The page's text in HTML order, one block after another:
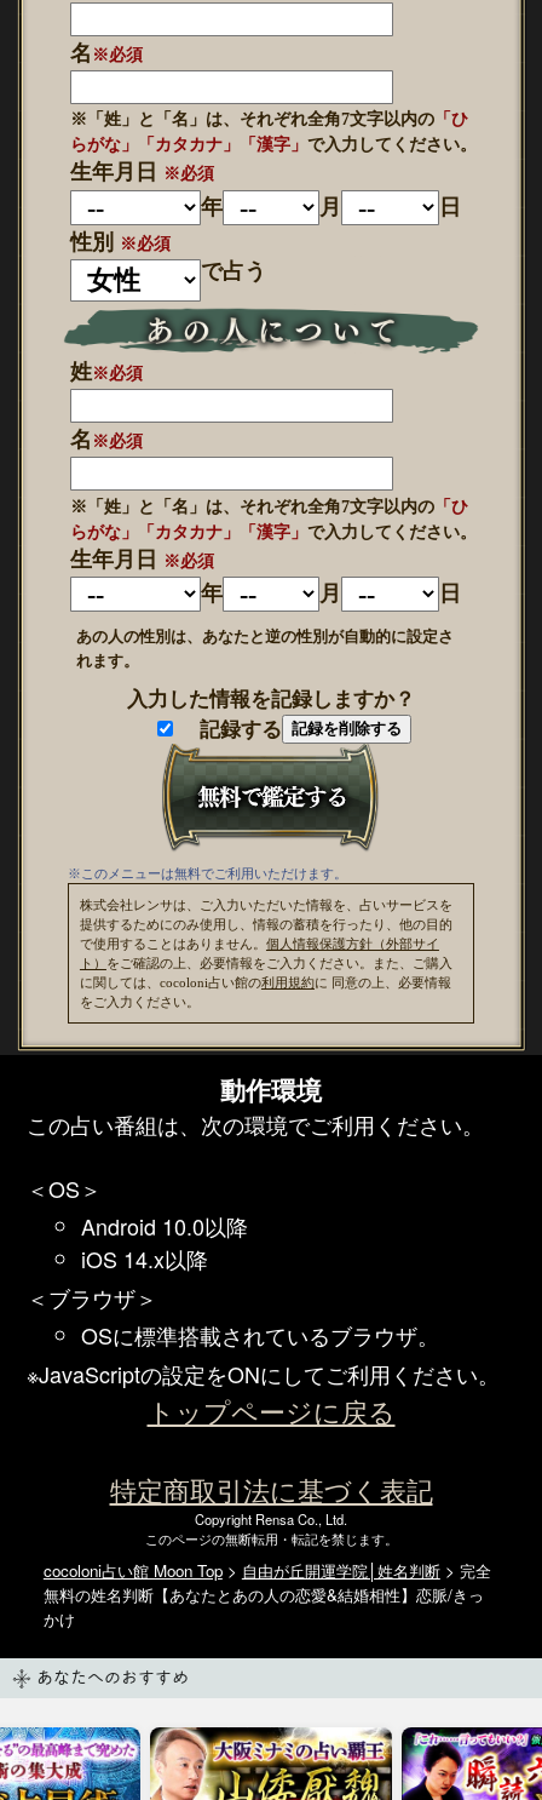
名 ※必須
※「姓」と「名」は、それぞれ全角7文字以内の 「ひ
らがな」「カタカナ」「漢字」で入力してください。
生年月日 ※必須
年 月
日
性別
※必須
で占う
姓※必須
名 ※必須
※「姓」と「名」は、それぞれ全角7文字以内の 「ひ
らがな」「カタカナ」「漢字」で入力してください。
生年月日 ※必須
年 月 日
あの人の性別は、あなたと逆の性別が自動的に設定さ
れます。
入力した情報を記録しますか？
記録する
記録を削除する
※このメニューは無料でご利用いただけます。
株式会社レンサは、ご入力いただいた情報を、占いサービスを
提供するためにのみ使用し、情報の蓄積を行ったり、他の目的
で使用することはありません。 個人情報保護方針（外部サイ
ト） をご確認の上、必要情報をご入力ください。また、ご購入
に関しては、cocoloni占い館の利用規約に 同意の上、必要情報
をご入力ください。
動作環境
この占い番組は、次の環境でご利用ください。
＜OS＞
Android 10.0以降
iOS 14.x以降
＜ブラウザ＞
OSに標準搭載されているブラウザ。
※JavaScriptの設定をONにしてご利用ください。
トップページに戻る
特定商取引法に基づく表記
Copyright Rensa Co., Ltd.
このページの無断転用・転記を禁じます。
cocoloni占い館 Moon Top> 自由が丘開運学院│姓名判断> 完全
無料の姓名判断【あなたとあの人の恋愛&結婚相性】恋脈/きっ
かけ
あなたへのおすすめ